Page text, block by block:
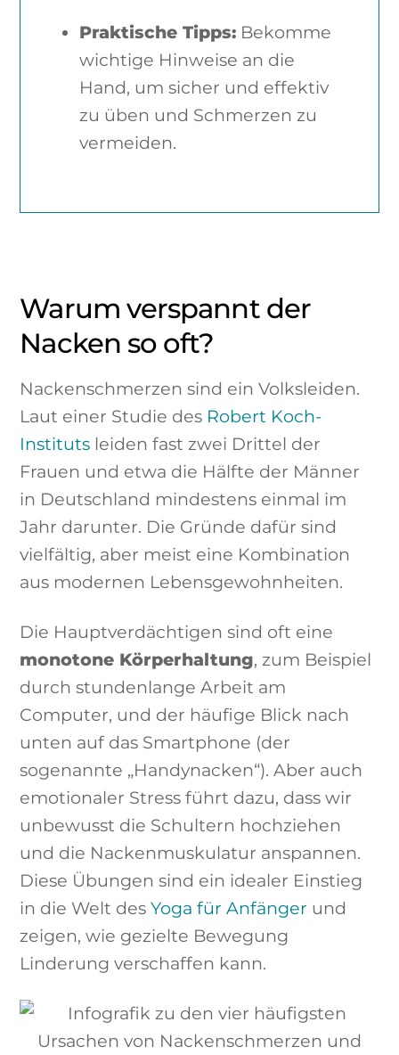
Praktische Tipps: Bekomme
wichtige Hinweise an die
Hand, um sicher und effektiv
zu üben und Schmerzen zu
vermeiden.
Warum verspannt der
Nacken so oft?
Nackenschmerzen sind ein Volksleiden.
Laut einer Studie des Robert Koch-
Instituts leiden fast zwei Drittel der
Frauen und etwa die Hälfte der Männer
in Deutschland mindestens einmal im
Jahr darunter. Die Gründe dafür sind
vielfältig, aber meist eine Kombination
aus modernen Lebensgewohnheiten.
Die Hauptverdächtigen sind oft eine
monotone Körperhaltung, zum Beispiel
durch stundenlange Arbeit am
Computer, und der häufige Blick nach
unten auf das Smartphone (der
sogenannte „Handynacken“). Aber auch
emotionaler Stress führt dazu, dass wir
unbewusst die Schultern hochziehen
und die Nackenmuskulatur anspannen.
Diese Übungen sind ein idealer Einstieg
in die Welt desYoga für Anfänger und
zeigen, wie gezielte Bewegung
Linderung verschaffen kann.